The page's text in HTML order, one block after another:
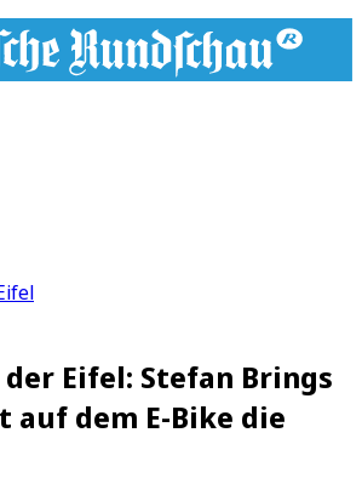
Eifel: Stefan Brings
auf dem E-Bike die